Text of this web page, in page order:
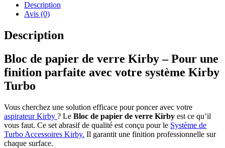
Description
Avis (0)
Description
Bloc de papier de verre Kirby – Pour une
finition parfaite avec votre système Kirby
Turbo
Vous cherchez une solution efficace pour poncer avec votre
aspirateur Kirby ? Le Bloc de papier de verre Kirby est ce qu’il
vous faut. Ce set abrasif de qualité est conçu pour le Système de
Turbo Accessoires Kirby. Il garantit une finition professionnelle sur
chaque surface.